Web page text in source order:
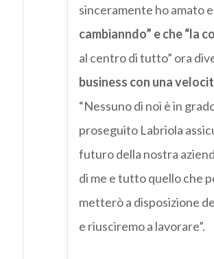
sinceramente ho amato
cambianndo” e che “la
al centro di tutto” ora
business con una
“Nessuno di noi è in
proseguito Labriola
futuro della nostra
di me e tutto quello che
metterò a disposizione
e riusciremo a lavorare”.